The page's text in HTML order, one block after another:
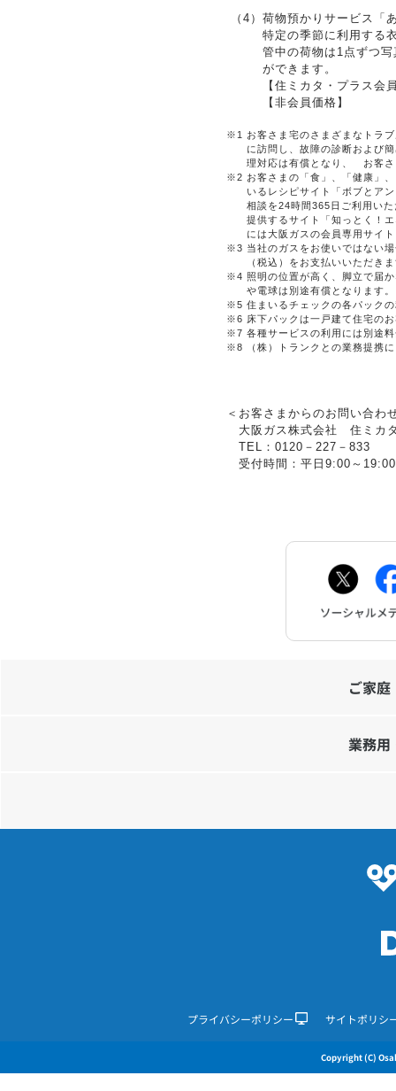
（4） 荷物預かりサービス「
特定の季節に利用する
管中の荷物は1点ずつ
ができます。
【住ミカタ・プラス会
【非会員価格】
※1
お客さま宅のさまざまなトラ
に訪問し、故障の診断および
理対応は有償となり、 お客さ
※2 お客さまの「食」、「健康」
いるレシピサイト「ボブとア
相談を24時間365日ご利用い
提供するサイト「知っとく！
には大阪ガスの会員専用サイ
※3 当社のガスをお使いではない
（税込）をお支払いいただき
※4 照明の位置が高く、脚立で届
や電球は別途有償となります。
※5 住まいるチェックの各パック
※6 床下パックは一戸建て住宅の
※7 各種サービスの利用には別途
※8
（株）トランクとの業務提携
＜お客さまからのお問い合わ
大阪ガス株式会社 住ミカ
TEL：0120－227－833
受付時間：平日9:00～
ご家
業務用
プライバシーポリシー サイトポリシ
Copyright (C)